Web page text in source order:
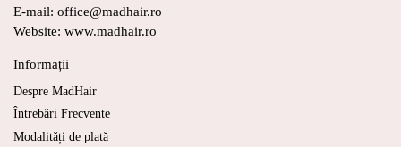
E-mail: office@madhair.ro
Website: www.madhair.ro
Informații
Despre MadHair
Întrebări Frecvente
Modalități de plată